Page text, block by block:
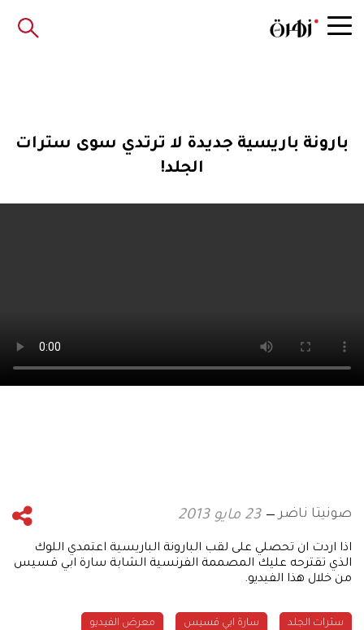
بارونة باريسية جديدة لا ترتدي سوى سترات
الجلد!
صونيتا ناضر 23 مايو 2013
اذا اردت ان تحصلي على لقب البارونة الباريسية اعتمدي اللوك
الذي تقترحه عليك المصممة الفرنسية الشابة سارة ابي قسيس
من خلال هذا الفيديو.
سترات الجلد سارة ابي قسيس معرض الفيديو